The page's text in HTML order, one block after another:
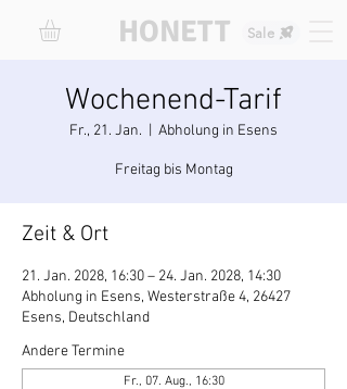
Sale
HONETT
Wochenend-Tarif
Fr., 21. Jan. Abholung in Esens
Freitag bis Montag
Zeit & Ort
21. Jan. 2028, 16:30 – 24. Jan. 2028, 14:30
Abholung in Esens, Westerstraße 4, 26427
Esens, Deutschland
Andere Termine
Fr., 07. Aug., 16:30